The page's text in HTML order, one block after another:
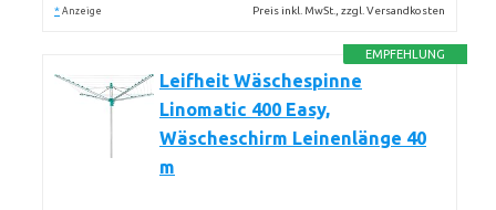
* Anzeige Preis inkl. MwSt., zzgl. Versandkosten
EMPFEHLUNG
Leifheit Wäschespinne
Linomatic 400 Easy,
Wäscheschirm Leinenlänge 40
m